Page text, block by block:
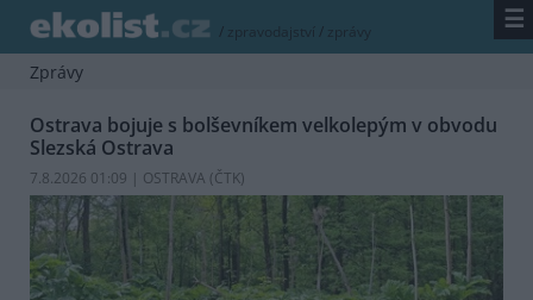
/ zpravodajství / zprávy ☰
Zprávy
Ostrava bojuje s bolševníkem velkolepým v obvodu
Slezská Ostrava
7.8.2026 01:09 | OSTRAVA (ČTK)